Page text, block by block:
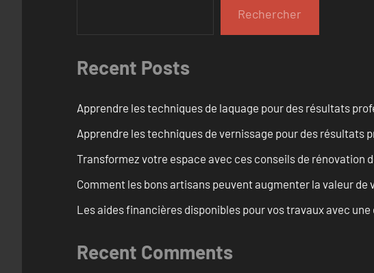
Rechercher
Recent Posts
Apprendre les techniques de laquage pour des résultats
Apprendre les techniques de vernissage pour des résultats
Transformez votre espace avec ces conseils de rénovation
Comment les bons artisans peuvent augmenter la valeur de
Les aides financières disponibles pour vos travaux avec
Recent Comments